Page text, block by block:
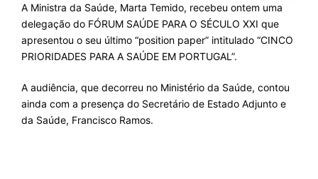
A Ministra da Saúde, Marta Temido, recebeu ontem uma
delegação do FÓRUM SAÚDE PARA O SÉCULO XXI que
apresentou o seu último “position paper” intitulado “CINCO
PRIORIDADES PARA A SAÚDE EM PORTUGAL”.
A audiência, que decorreu no Ministério da Saúde, contou
ainda com a presença do Secretário de Estado Adjunto e
da Saúde, Francisco Ramos.